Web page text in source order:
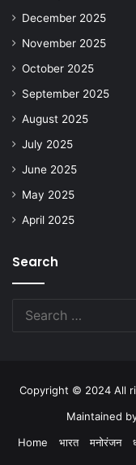
December 2025
November 2025
October 2025
September 2025
August 2025
July 2025
June 2025
May 2025
April 2025
Search
Copyright © 2024 All
Maintained
Home
भारत मनोरंजन